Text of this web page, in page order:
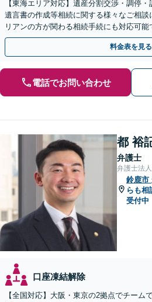
【東海エリア対応】遺産分割交渉・調停・
遺言書の作成等相続に関する様々なご相談
リアンの方が関わる相続手続にも対応可
決を特に意識しています。
料金表を見る
電話でお問い合わせ
都 裕
弁護士
弁護士法
鈴鹿市
らも相
受付中
口座凍結解除
【全国対応】大阪・東京の2拠点でチーム